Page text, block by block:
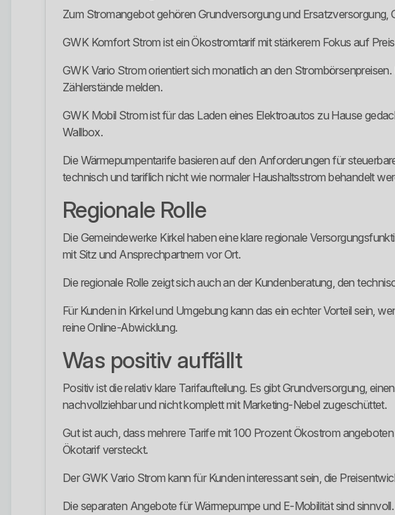
Zum Stromangebot gehören Grundversorgung und
GWK Komfort Strom ist ein Ökostromtarif mit stärkerem Fokus auf
GWK Vario Strom orientiert sich monatlich an den
Zählerstände melden.
GWK Mobil Strom ist für das Laden eines Elektroautos zu Hause
Wallbox.
Die Wärmepumpentarife basieren auf den Anforderungen für
technisch und tariflich nicht wie normaler Haushaltsstrom behandelt
Regionale Rolle
Die Gemeindewerke Kirkel haben eine klare regionale
mit Sitz und Ansprechpartnern vor Ort.
Die regionale Rolle zeigt sich auch an der Kundenberatung, den
Für Kunden in Kirkel und Umgebung kann das ein echter Vorteil sein,
reine Online-Abwicklung.
Was positiv auffällt
Positiv ist die relativ klare Tarifaufteilung. Es gibt Grundversorgung,
nachvollziehbar und nicht komplett mit Marketing-Nebel zugeschüttet.
Gut ist auch, dass mehrere Tarife mit 100 Prozent Ökostrom
Ökotarif versteckt.
Der GWK Vario Strom kann für Kunden interessant sein, die
Die separaten Angebote für Wärmepumpe und E-Mobilität sind